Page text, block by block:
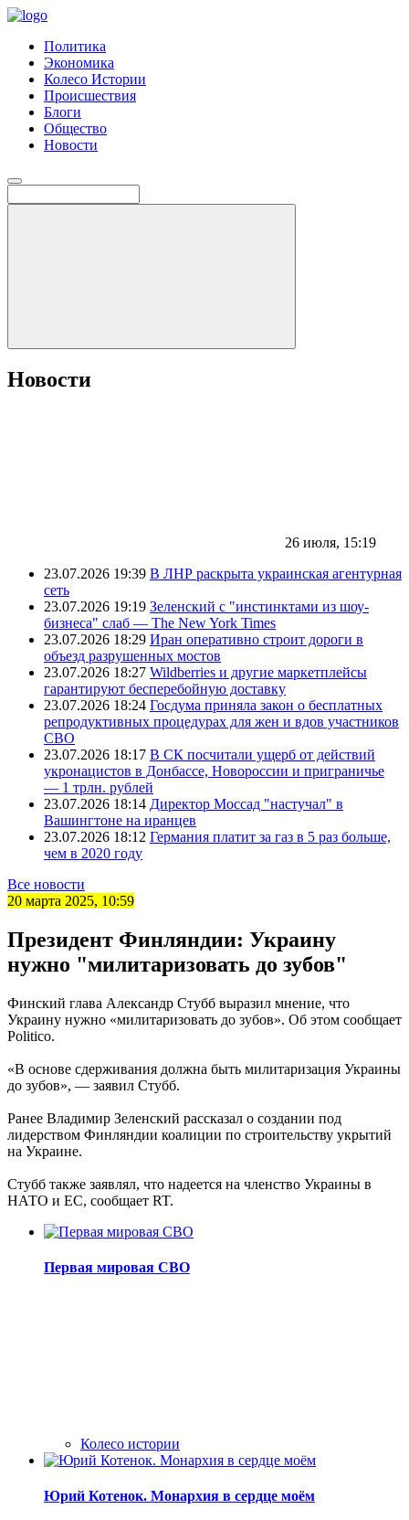
Политика
Экономика
Колесо Истории
Происшествия
Блоги
Общество
Новости
Новости
26 июля, 15:19
23.07.2026 19:39 В ЛНР раскрыта украинская агентурная
сеть
23.07.2026 19:19 Зеленский с "инстинктами из шоу-
бизнеса" слаб — The New York Times
23.07.2026 18:29 Иран оперативно строит дороги в
объезд разрушенных мостов
23.07.2026 18:27 Wildberries и другие маркетплейсы
гарантируют бесперебойную доставку
23.07.2026 18:24 Госдума приняла закон о бесплатных
репродуктивных процедурах для жен и вдов участников
СВО
23.07.2026 18:17 В СК посчитали ущерб от действий
укронацистов в Донбассе, Новороссии и приграничье
— 1 трлн. рублей
23.07.2026 18:14 Директор Моссад "настучал" в
Вашингтоне на иранцев
23.07.2026 18:12 Германия платит за газ в 5 раз больше,
чем в 2020 году
Все новости
20 марта 2025, 10:59
Президент Финляндии: Украину
нужно "милитаризовать до зубов"
Финский глава Александр Стубб выразил мнение, что
Украину нужно «милитаризовать до зубов». Об этом сообщает
Politico.
«В основе сдерживания должна быть милитаризация Украины
до зубов», — заявил Стубб.
Ранее Владимир Зеленский рассказал о создании под
лидерством Финляндии коалиции по строительству укрытий
на Украине.
Стубб также заявлял, что надеется на членство Украины в
НАТО и ЕС, сообщает RT.
Первая мировая СВО
Колесо истории
Юрий Котенок. Монархия в сердце моём